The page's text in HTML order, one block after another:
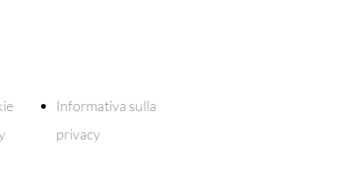
Informativa sulla
privacy